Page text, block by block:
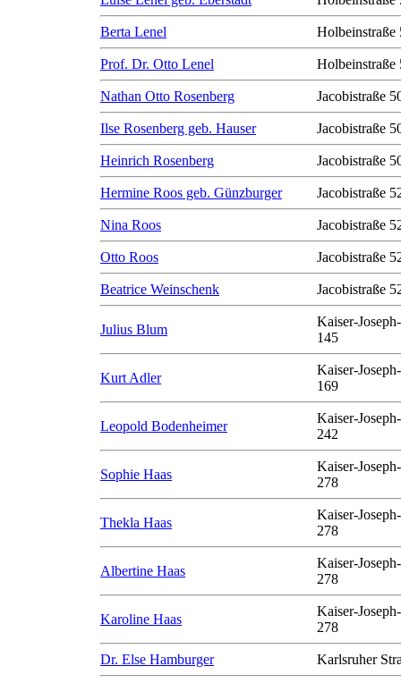
Berta Lenel Holbeinstraße
Prof. Dr. Otto Lenel Holbeinstraße
Nathan Otto Rosenberg Jacobistraße
Ilse Rosenberg geb. Hauser Jacobistraße
Heinrich Rosenberg Jacobistraße
Hermine Roos geb. Günzburger Jacobistraße
Nina Roos Jacobistraße
Otto Roos Jacobistraße
Beatrice Weinschenk Jacobistraße
Julius Blum
Kaiser-
145
Kurt Adler
Kaiser-
169
Leopold Bodenheimer
Kaiser-
242
Sophie Haas
Kaiser-
278
Thekla Haas
Kaiser-
278
Albertine Haas
Kaiser-
278
Karoline Haas
Kaiser-
278
Dr. Else Hamburger Karlsruher